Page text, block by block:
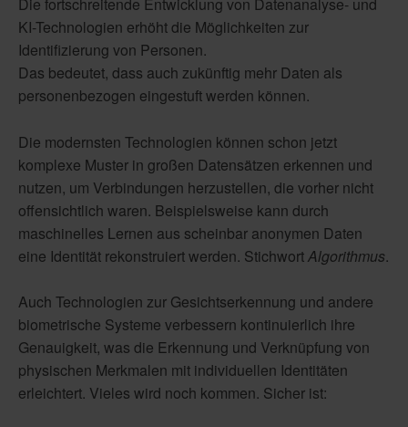
Die fortschreitende Entwicklung von Datenanalyse- und
KI-Technologien erhöht die Möglichkeiten zur
Identifizierung von Personen.
Das bedeutet, dass auch zukünftig mehr Daten als
personenbezogen eingestuft werden können.
Die modernsten Technologien können schon jetzt
komplexe Muster in großen Datensätzen erkennen und
nutzen, um Verbindungen herzustellen, die vorher nicht
offensichtlich waren. Beispielsweise kann durch
maschinelles Lernen aus scheinbar anonymen Daten
eine Identität rekonstruiert werden. StichwortAlgorithmus.
Auch Technologien zur Gesichtserkennung und andere
biometrische Systeme verbessern kontinuierlich ihre
Genauigkeit, was die Erkennung und Verknüpfung von
physischen Merkmalen mit individuellen Identitäten
erleichtert. Vieles wird noch kommen. Sicher ist: